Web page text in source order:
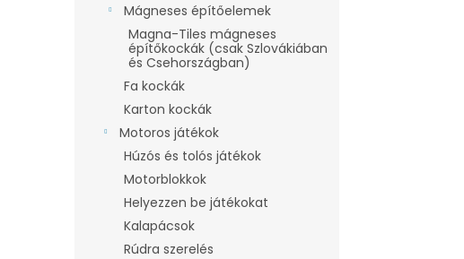
Mágneses építőelemek
Magna-Tiles mágneses
építőkockák (csak Szlovákiában
és Csehországban)
Fa kockák
Karton kockák
Motoros játékok
Húzós és tolós játékok
Motorblokkok
Helyezzen be játékokat
Kalapácsok
Rúdra szerelés